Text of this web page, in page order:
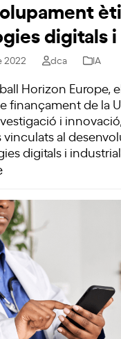
digitals
2022 dca IA
Horizon Europe,
finançament de la
i
vinculats al
digitals i